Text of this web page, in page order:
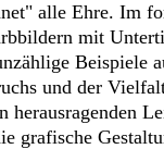
alle Ehre. Im
mit
Beispiele
und der
herausragenden
grafische